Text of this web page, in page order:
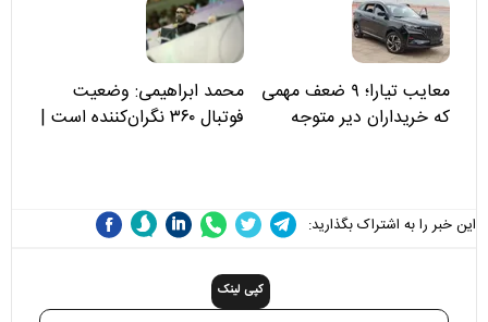
علی(ع)» را جدی‌تر ببینند
معایب تیارا؛ ۹ ضعف مهمی
که خریداران دیر متوجه
محمد ابراهیمی: وضعیت
فوتبال ۳۶۰ نگران‌کننده است |
این خبر را به اشتراک بگذارید:
کپی لینک